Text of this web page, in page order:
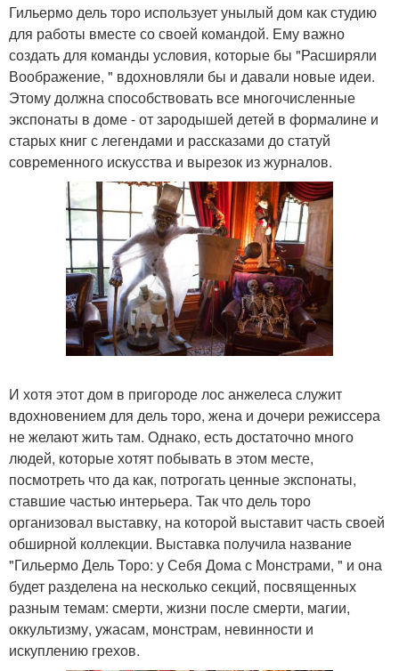
Гильермо дель торо использует унылый дом как студию
для работы вместе со своей командой. Ему важно
создать для команды условия, которые бы "Расширяли
Воображение, " вдохновляли бы и давали новые идеи.
Этому должна способствовать все многочисленные
экспонаты в доме - от зародышей детей в формалине и
старых книг с легендами и рассказами до статуй
современного искусства и вырезок из журналов.
И хотя этот дом в пригороде лос анжелеса служит
вдохновением для дель торо, жена и дочери режиссера
не желают жить там. Однако, есть достаточно много
людей, которые хотят побывать в этом месте,
посмотреть что да как, потрогать ценные экспонаты,
ставшие частью интерьера. Так что дель торо
организовал выставку, на которой выставит часть своей
обширной коллекции. Выставка получила название
"Гильермо Дель Торо: у Себя Дома с Монстрами, " и она
будет разделена на несколько секций, посвященных
разным темам: смерти, жизни после смерти, магии,
оккультизму, ужасам, монстрам, невинности и
искуплению грехов.